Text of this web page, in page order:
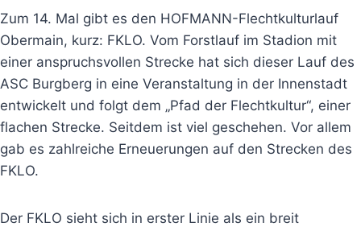
Zum 14. Mal gibt es den HOFMANN-Flechtkulturlauf
Obermain, kurz: FKLO. Vom Forstlauf im Stadion mit
einer anspruchsvollen Strecke hat sich dieser Lauf des
ASC Burgberg in eine Veranstaltung in der Innenstadt
entwickelt und folgt dem „Pfad der Flechtkultur“, einer
flachen Strecke. Seitdem ist viel geschehen. Vor allem
gab es zahlreiche Erneuerungen auf den Strecken des
FKLO.
Der FKLO sieht sich in erster Linie als ein breit